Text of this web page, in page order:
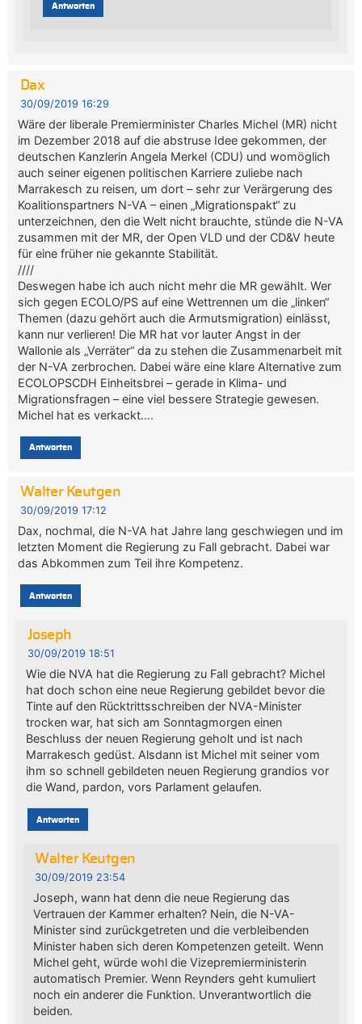
Antworten
Dax
30/09/2019 16:29
Wäre der liberale Premierminister Charles Michel (MR) nicht
im Dezember 2018 auf die abstruse Idee gekommen, der
deutschen Kanzlerin Angela Merkel (CDU) und womöglich
auch seiner eigenen politischen Karriere zuliebe nach
Marrakesch zu reisen, um dort – sehr zur Verärgerung des
Koalitionspartners N-VA – einen „Migrationspakt“ zu
unterzeichnen, den die Welt nicht brauchte, stünde die N-VA
zusammen mit der MR, der Open VLD und der CD&V heute
für eine früher nie gekannte Stabilität.
////
Deswegen habe ich auch nicht mehr die MR gewählt. Wer
sich gegen ECOLO/PS auf eine Wettrennen um die „linken“
Themen (dazu gehört auch die Armutsmigration) einlässt,
kann nur verlieren! Die MR hat vor lauter Angst in der
Wallonie als „Verräter“ da zu stehen die Zusammenarbeit mit
der N-VA zerbrochen. Dabei wäre eine klare Alternative zum
ECOLOPSCDH Einheitsbrei – gerade in Klima- und
Migrationsfragen – eine viel bessere Strategie gewesen.
Michel hat es verkackt….
Antworten
Walter Keutgen
30/09/2019 17:12
Dax, nochmal, die N-VA hat Jahre lang geschwiegen und im
letzten Moment die Regierung zu Fall gebracht. Dabei war
das Abkommen zum Teil ihre Kompetenz.
Antworten
Joseph
30/09/2019 18:51
Wie die NVA hat die Regierung zu Fall gebracht? Michel
hat doch schon eine neue Regierung gebildet bevor die
Tinte auf den Rücktrittsschreiben der NVA-Minister
trocken war, hat sich am Sonntagmorgen einen
Beschluss der neuen Regierung geholt und ist nach
Marrakesch gedüst. Alsdann ist Michel mit seiner vom
ihm so schnell gebildeten neuen Regierung grandios vor
die Wand, pardon, vors Parlament gelaufen.
Antworten
Walter Keutgen
30/09/2019 23:54
Joseph, wann hat denn die neue Regierung das
Vertrauen der Kammer erhalten? Nein, die N-VA-
Minister sind zurückgetreten und die verbleibenden
Minister haben sich deren Kompetenzen geteilt. Wenn
Michel geht, würde wohl die Vizepremierministerin
automatisch Premier. Wenn Reynders geht kumuliert
noch ein anderer die Funktion. Unverantwortlich die
beiden.